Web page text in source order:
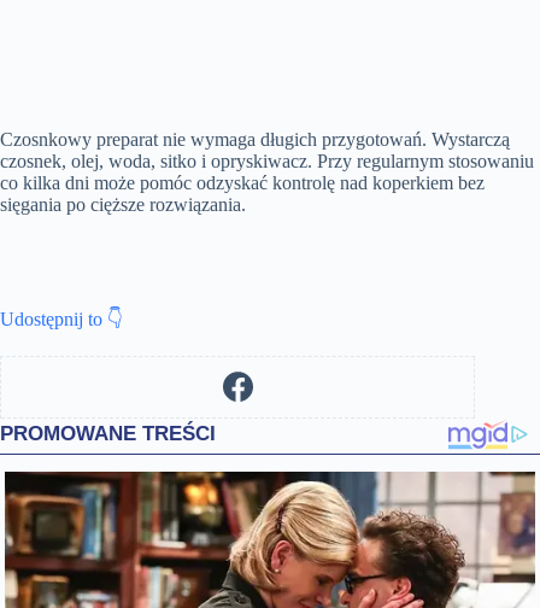
Czosnkowy preparat nie wymaga długich przygotowań. Wystarczą
czosnek, olej, woda, sitko i opryskiwacz. Przy regularnym stosowaniu
co kilka dni może pomóc odzyskać kontrolę nad koperkiem bez
sięgania po cięższe rozwiązania.
Udostępnij to 👇